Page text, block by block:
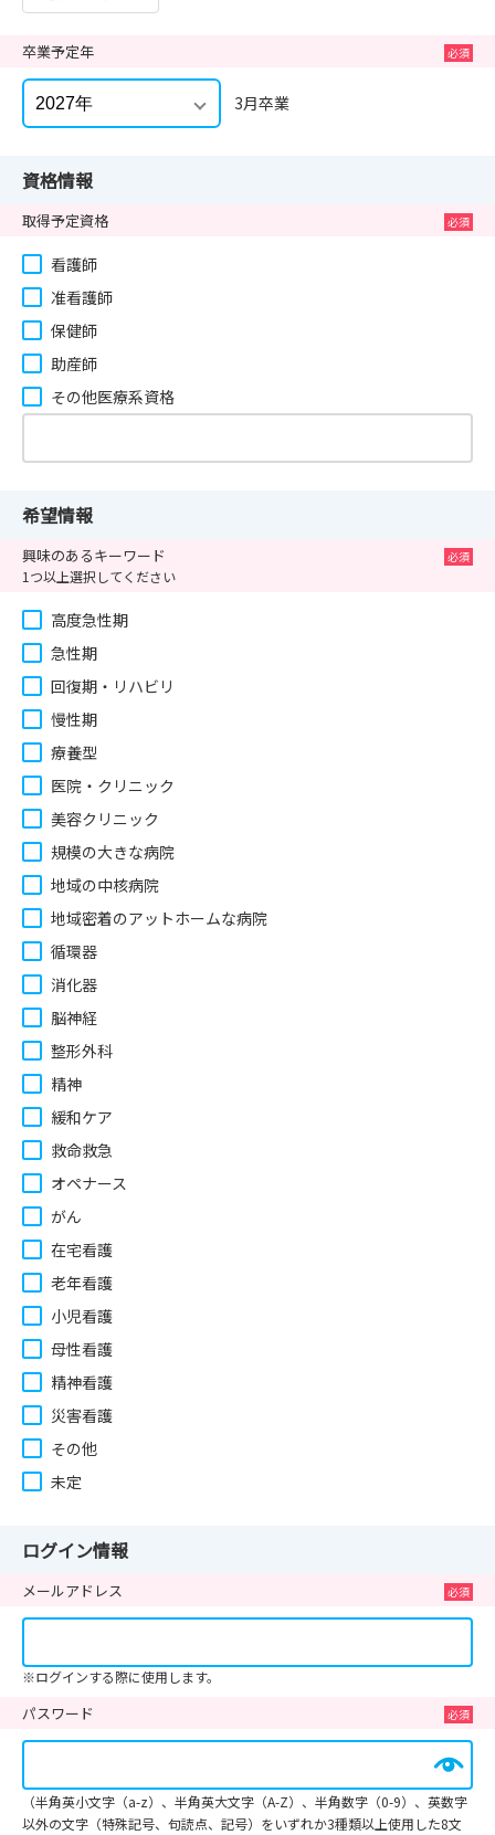
卒業予定年
3月卒業
資格情報
取得予定資格
看護師
准看護師
保健師
助産師
その他医療系資格
希望情報
興味のあるキーワード
1つ以上選択してください
高度急性期
急性期
回復期・リハビリ
慢性期
療養型
医院・クリニック
美容クリニック
規模の大きな病院
地域の中核病院
地域密着のアットホームな病院
循環器
消化器
脳神経
整形外科
精神
緩和ケア
救命救急
オペナース
がん
在宅看護
老年看護
小児看護
母性看護
精神看護
災害看護
その他
未定
ログイン情報
メールアドレス
※ログインする際に使用します。
パスワード
（半角英小文字（a-z）、半角英大文字（A-Z）、半角数字（0-9）、英数字
以外の文字（特殊記号、句読点、記号）をいずれか3種類以上使用した8文